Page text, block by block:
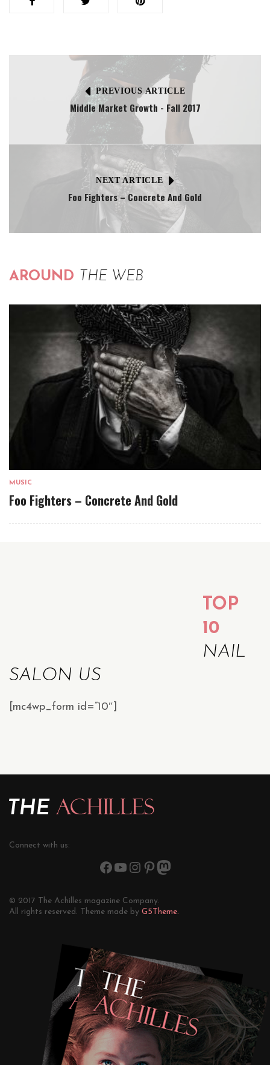
PREVIOUS ARTICLE
Middle Market Growth - Fall 2017
NEXT ARTICLE
Foo Fighters – Concrete And Gold
AROUND THE WEB
MUSIC
Foo Fighters – Concrete And Gold
TOP
10
NAIL
SALON US
[mc4wp_form id=”10″]
Connect with us:
© 2017 The Achilles magazine Company.
All rights reserved. Theme made by G5Theme.